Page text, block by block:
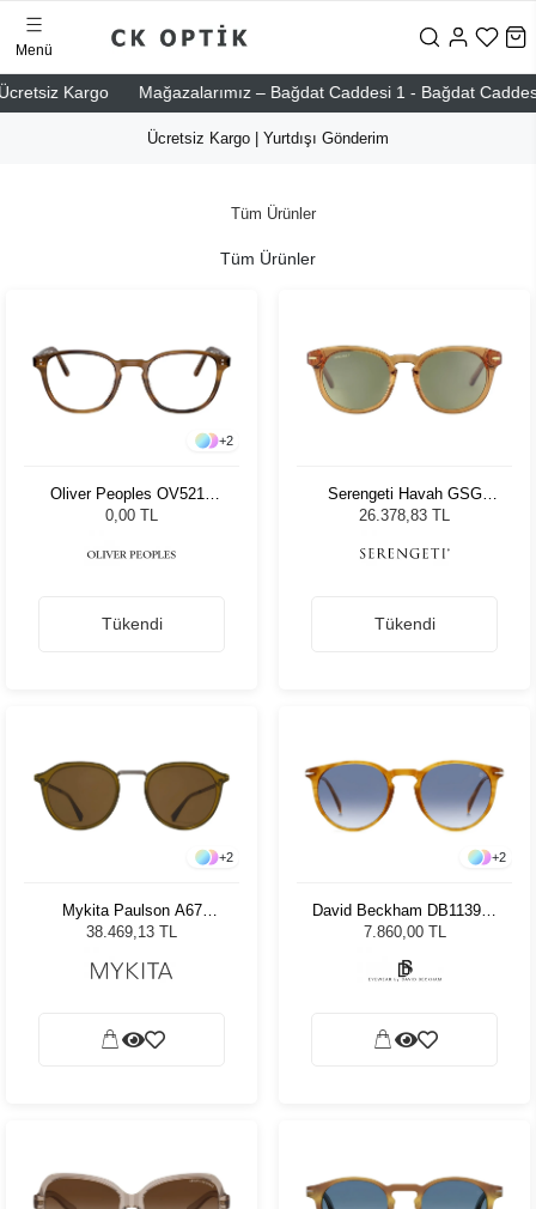
Kargo Mağazalarımız – Bağdat Caddesi 1 - Bağdat Caddesi 2
Menü
Ücretsiz Kargo | Yurtdışı Gönderim
Tüm Ürünler
Tüm Ürünler
+2
Oliver Peoples OV5219
1011 47
0,00 TL
Tükendi
Serengeti Havah GSG
574005 Unisex Güneş
26.378,83 TL
Tükendi
+2
Mykita Paulson A67
Graphite/Peridot RBR
38.469,13 TL
+2
David Beckham DB1139/S
DUA 5108 Unisex Güneş
7.860,00 TL